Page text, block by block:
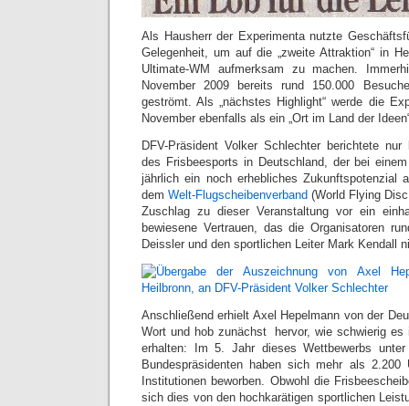
Als Hausherr der Experimenta nutzte
Gelegenheit, um auf die „zweite Attraktion“ in
Ultimate-WM aufmerksam zu machen.
November 2009 bereits rund 150.000
geströmt. Als „nächstes Highlight“ werde die
November ebenfalls als ein „Ort im Land der
DFV-Präsident Volker Schlechter berichtete
des Frisbeesports in Deutschland, der bei
jährlich ein noch erhebliches Zukunftspotenzial
dem Welt-Flugscheibenverband (World Flying
Zuschlag zu dieser Veranstaltung vor ein
bewiesene Vertrauen, das die Organisatoren
Deissler und den sportlichen Leiter Mark Kendall
Anschließend erhielt Axel Hepelmann von der
Wort und hob zunächst hervor, wie schwierig es
erhalten: Im 5. Jahr dieses Wettbewerbs
Bundespräsidenten haben sich mehr als 2.200
Institutionen beworben. Obwohl die
sich dies von den hochkarätigen sportlichen